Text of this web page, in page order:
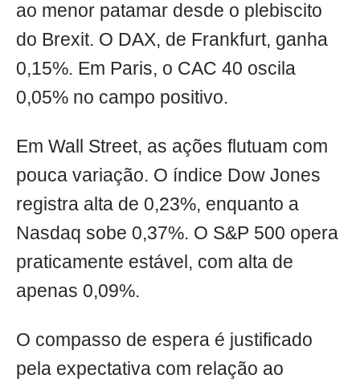
ao menor patamar desde o plebiscito
do Brexit. O DAX, de Frankfurt, ganha
0,15%. Em Paris, o CAC 40 oscila
0,05% no campo positivo.
Em Wall Street, as ações flutuam com
pouca variação. O índice Dow Jones
registra alta de 0,23%, enquanto a
Nasdaq sobe 0,37%. O S&P 500 opera
praticamente estável, com alta de
apenas 0,09%.
O compasso de espera é justificado
pela expectativa com relação ao